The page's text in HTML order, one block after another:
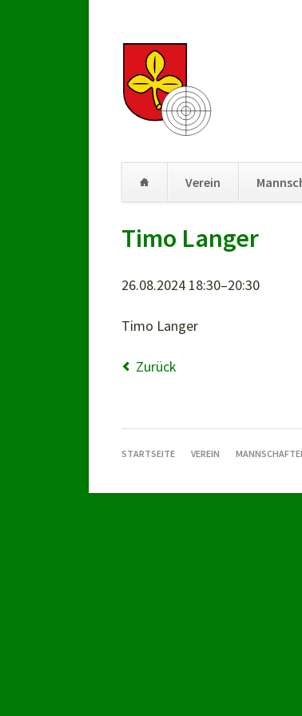
Verein
überspringen
Timo Langer
26.08.2024 18:30–20:30
Timo Langer
Zurück
NAVIGATION
STARTSEITE VEREIN